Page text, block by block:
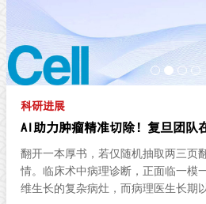
科研进展
AI助力肿瘤精准切除！复旦团队
翻开一本厚书，若仅随机抽取两三页
情。临床术中病理诊断，正面临一模
维生长的复杂病灶，而病理医生长期